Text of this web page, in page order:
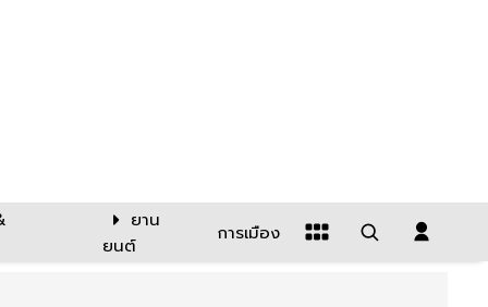
ยาน
ยนต์
การเมือง